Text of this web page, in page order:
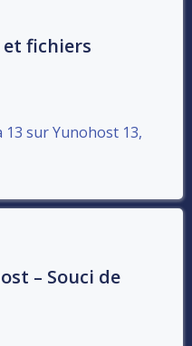
et fichiers
sur Yunohost 13,
– Souci de